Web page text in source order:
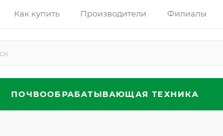
Как купить Производители Филиалы
ПОЧВООБРАБАТЫВАЮЩАЯ ТЕХНИКА